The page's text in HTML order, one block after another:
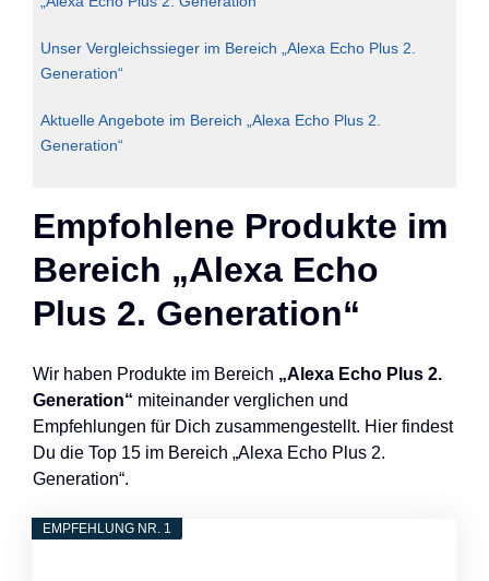
Unser Vergleichssieger im Bereich „Alexa Echo Plus 2.
Generation“
Aktuelle Angebote im Bereich „Alexa Echo Plus 2.
Generation“
Empfohlene Produkte im
Bereich „Alexa Echo
Plus 2. Generation“
Wir haben Produkte im Bereich „Alexa Echo Plus 2.
Generation“ miteinander verglichen und
Empfehlungen für Dich zusammengestellt. Hier findest
Du die Top 15 im Bereich „Alexa Echo Plus 2.
Generation“.
EMPFEHLUNG NR. 1